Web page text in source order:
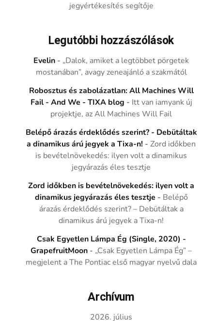
jegyértékesítés segítője
Legutóbbi hozzászólások
Evelin - „Dalok, amiket a legtöbbet pörgetek
mostanában”, avagy zeneajánló a szakmától
Robosztus és zabolázatlan: All Machines Will
Fail - And We - TIXA blog - Itt van iamyank új
projektje, az All Machines Will Fail
Belépő árazás érdeklődés szerint? - Debütáltak
a dinamikus árú jegyek a Tixa-n! -Zord időkben
is bevételnövekedés: ilyen volt a dinamikus
jegyárazás éles tesztje
Zord időkben is bevételnövekedés: ilyen volt a
dinamikus jegyárazás éles tesztje - Belépő
árazás érdeklődés szerint? – Debütáltak a
dinamikus árú jegyek a Tixa-n!
Csak Egyetlen Lámpa Ég (Single, 2020) -
GrapefruitMoon - „Csak Egyetlen Lámpa Ég” –
megjelent a The Pontiac első magyar nyelvű dala
Archívum
2026. július